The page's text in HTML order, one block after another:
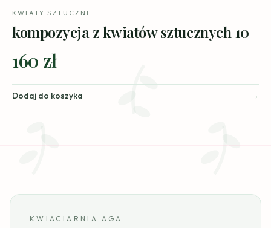
KWIATY SZTUCZNE
kompozycja z kwiatów sztucznych 10
160 zł
Dodaj do koszyka
KWIACIARNIA AGA